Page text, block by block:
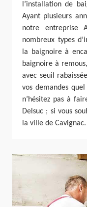
l’installation de
Ayant plusieurs
notre entreprise
nombreux types
la baignoire à
baignoire à
avec seuil
vos demandes
n’hésitez pas à
Delsuc ; si vous
la ville de Cavignac.